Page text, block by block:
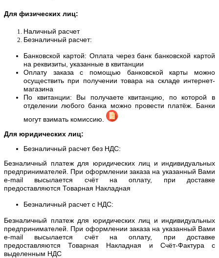
Для физических лиц:
Наличный расчет
Безналичный расчет:
Банковской картой: Оплата через банк банковской картой
на реквизиты, указанные в квитанции
Оплату заказа с помощью банковской карты можно
осуществить при получении товара на складе интернет-
магазина
По квитанции: Вы получаете квитанцию, по которой в
отделении любого банка можно провести платёж. Банки
могут взимать комиссию.
Для юридических лиц:
Безналичный расчет без НДС:
Безналичный платеж для юридических лиц и индивидуальных
предпринимателей. При оформлении заказа на указанный Вами
e-mail высылается счёт на оплату, при доставке
предоставляются Товарная Накладная
Безналичный расчет с НДС:
Безналичный платеж для юридических лиц и индивидуальных
предпринимателей. При оформлении заказа на указанный Вами
e-mail высылается счёт на оплату, при доставке
предоставляются Товарная Накладная и Счёт-Фактура с
выделенным НДС